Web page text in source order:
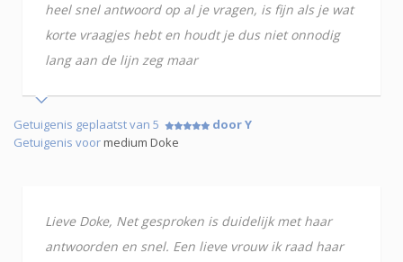
heel snel antwoord op al je vragen, is fijn als je wat
korte vraagjes hebt en houdt je dus niet onnodig
lang aan de lijn zeg maar
Getuigenis geplaatst van 5
door Y
Getuigenis voormedium Doke
Lieve Doke, Net gesproken is duidelijk met haar
antwoorden en snel. Een lieve vrouw ik raad haar